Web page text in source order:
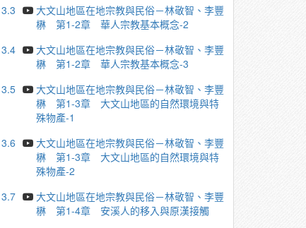
3.3
大文山地區在地宗教與民俗－林敬智、李豐
楙 第1-2章 華人宗教基本概念-2
3.4
大文山地區在地宗教與民俗－林敬智、李豐
楙 第1-2章 華人宗教基本概念-3
3.5
大文山地區在地宗教與民俗－林敬智、李豐
楙 第1-3章 大文山地區的自然環境與特
殊物產-1
3.6
大文山地區在地宗教與民俗－林敬智、李豐
楙 第1-3章 大文山地區的自然環境與特
殊物產-2
3.7
大文山地區在地宗教與民俗－林敬智、李豐
楙 第1-4章 安溪人的移入與原漢接觸